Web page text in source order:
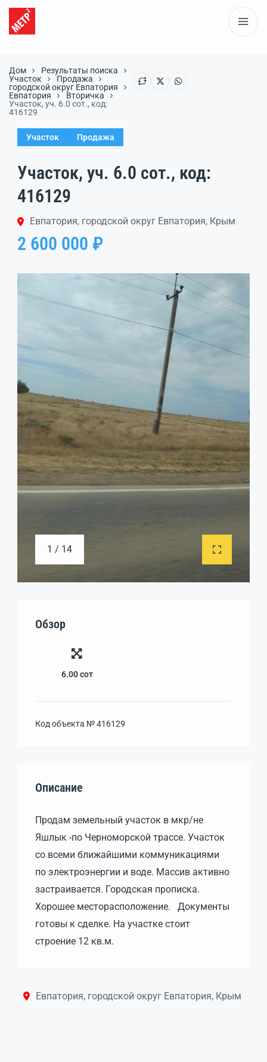
Дом
Результаты поиска
Участок
Продажа
городской округ Евпатория
Евпатория
Вторичка
Участок, уч. 6.0 сот., код:
416129
Участок Продажа
Участок, уч. 6.0 сот., код:
416129
Евпатория, городской округ Евпатория, Крым
2 600 000 ₽
1 / 14
Обзор
6.00 сот
Код объекта №416129
Описание
Продам земельный участок в мкр/не
Яшлык -по Черноморской трассе. Участок
со всеми ближайшими коммуникациями
по электроэнергии и воде. Массив активно
застраивается. Городская прописка.
Хорошее месторасположение. Документы
готовы к сделке. На участке стоит
строение 12 кв.м.
Евпатория, городской округ Евпатория, Крым